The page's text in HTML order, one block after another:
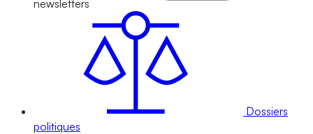
newsletters
Dossiers
politiques